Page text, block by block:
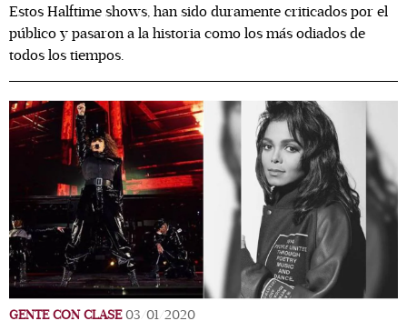
Estos Halftime shows, han sido duramente criticados por el
público y pasaron a la historia como los más odiados de
todos los tiempos.
GENTE CON CLASE 03/01/2020